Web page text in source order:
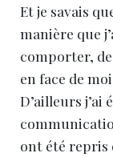
Et je savais
manière que
comporter,
en face de
D’ailleurs j’ai
ont été repris